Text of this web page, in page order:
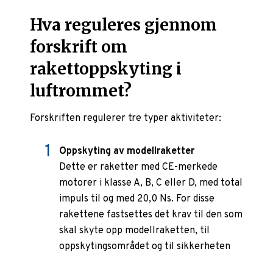
Hva reguleres gjennom
forskrift om
rakettoppskyting i
luftrommet?
Forskriften regulerer tre typer aktiviteter:
Oppskyting av modellraketter
Dette er raketter med CE-merkede
motorer i klasse A, B, C eller D, med total
impuls til og med 20,0 Ns. For disse
rakettene fastsettes det krav til den som
skal skyte opp modellraketten, til
oppskytingsområdet og til sikkerheten